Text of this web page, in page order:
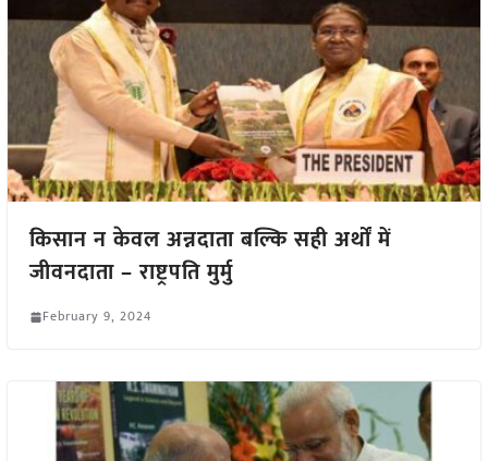
किसान न केवल अन्नदाता बल्कि सही अर्थों में
जीवनदाता – राष्ट्रपति मुर्मु
February 9, 2024